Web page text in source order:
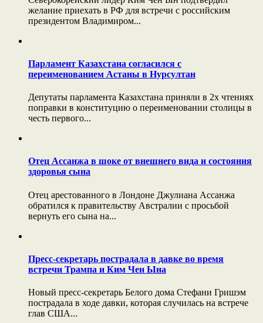
желание приехать в РФ для встречи с российским
президентом Владимиром...
Парламент Казахстана согласился с
переименованием Астаны в Нурсултан
Депутаты парламента Казахстана приняли в 2х чтениях
поправки в конституцию о переименовании столицы в
честь первого...
Отец Ассанжа в шоке от внешнего вида и состояния
здоровья сына
Отец арестованного в Лондоне Джулиана Ассанжа
обратился к правительству Австралии с просьбой
вернуть его сына на...
Пресс-секретарь пострадала в давке во время
встречи Трампа и Ким Чен Ына
Новый пресс-секретарь Белого дома Стефани Гришэм
пострадала в ходе давки, которая случилась на встрече
глав США...